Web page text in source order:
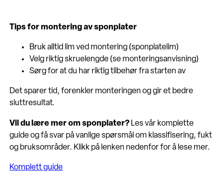
Tips for montering av sponplater
Bruk alltid lim ved montering (sponplatelim)
Velg riktig skruelengde (se monteringsanvisning)
Sørg for at du har riktig tilbehør fra starten av
Det sparer tid, forenkler monteringen og gir et bedre
sluttresultat.
Vil du lære mer om sponplater? Les vår komplette
guide og få svar på vanlige spørsmål om klassifisering, fukt
og bruksområder. Klikk på lenken nedenfor for å lese mer.
Komplett guide